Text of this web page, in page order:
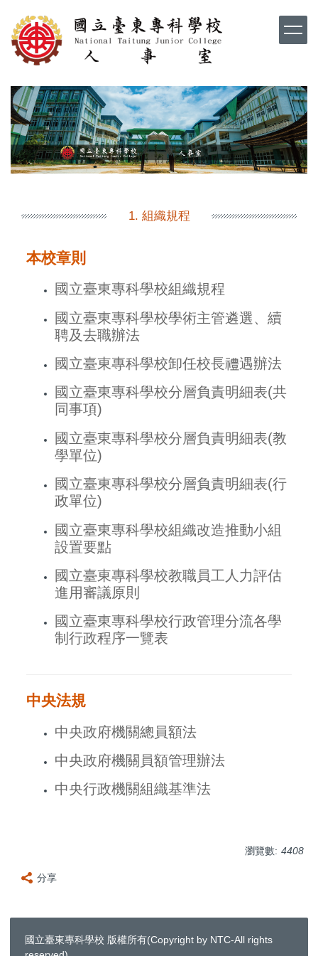
到
主
要
容
區
1. 組織規程
本校章則
國立臺東專科學校組織規程
國立臺東專科學校學術主管遴選、續
聘及去職辦法
國立臺東專科學校卸任校長禮遇辦法
國立臺東專科學校分層負責明細表(共
同事項)
國立臺東專科學校分層負責明細表(教
學單位)
國立臺東專科學校分層負責明細表(行
政單位)
國立臺東專科學校組織改造推動小組
設置要點
國立臺東專科學校教職員工人力評估
進用審議原則
國立臺東專科學校行政管理分流各學
制行政程序一覽表
中央法規
中央政府機關總員額法
中央政府機關員額管理辦法
中央行政機關組織基準法
瀏覽數: 4408
分享
國立臺東專科學校 版權所有(Copyright by NTC-All rights